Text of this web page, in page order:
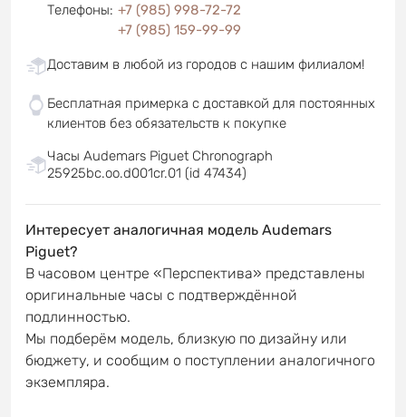
Телефоны: +7 (985) 998-72-72
+7 (985) 159-99-99
Доставим в любой из городов с нашим филиалом!
Бесплатная примерка с доставкой для постоянных
клиентов без обязательств к покупке
Часы Audemars Piguet Chronograph
25925bc.oo.d001cr.01 (id 47434)
Интересует аналогичная модель Audemars
Piguet?
В часовом центре «Перспектива» представлены
оригинальные часы с подтверждённой
подлинностью.
Мы подберём модель, близкую по дизайну или
бюджету, и сообщим о поступлении аналогичного
экземпляра.